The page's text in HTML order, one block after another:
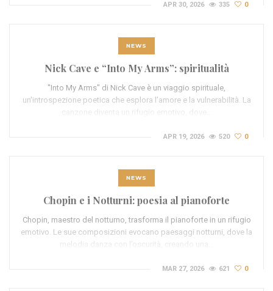
APR 30, 2026 335 0
NEWS
Nick Cave e “Into My Arms”: spiritualità
"Into My Arms" di Nick Cave è un viaggio spirituale,
un'introspezione poetica che esplora l’amore e la vulnerabilità. La
canzone diventa un rifugio emotivo, dove…
APR 19, 2026 520 0
NEWS
Chopin e i Notturni: poesia al pianoforte
Chopin, maestro del notturno, trasforma il pianoforte in un rifugio
emotivo. Le sue composizioni evocano paesaggi notturni, dove la
melodia danza con l’oscurità, creando una…
MAR 27, 2026 621 0